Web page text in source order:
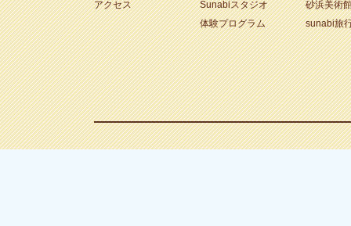
アクセス
Sunabiスタジオ
体験プログラム
砂浜美術
sunabi旅